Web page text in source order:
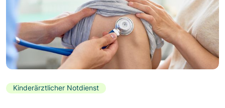
Kinderärztlicher Notdienst